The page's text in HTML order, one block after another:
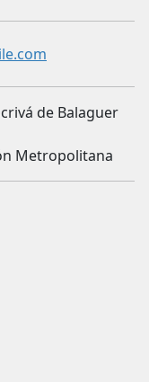
de Balaguer
Metropolitana